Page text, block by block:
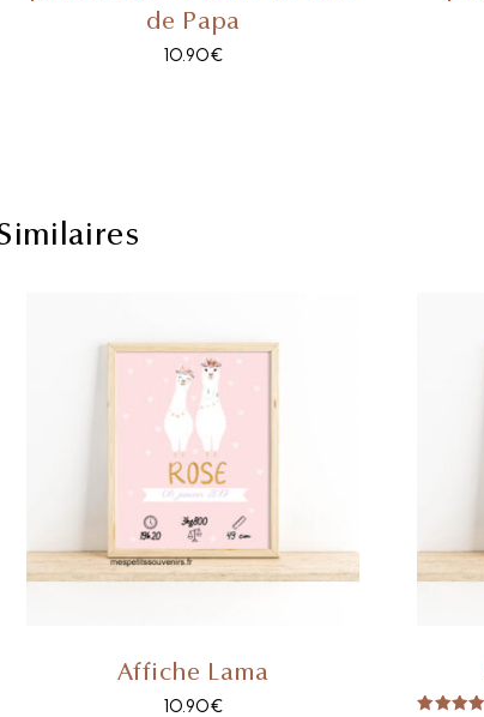
de Papa
10.90€
Affiche Lama
10.90€